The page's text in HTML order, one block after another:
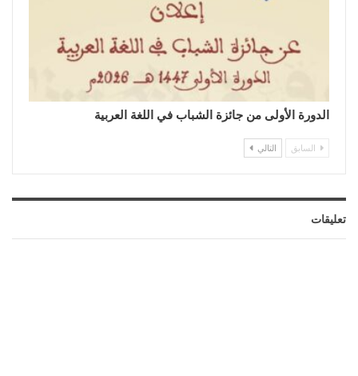
الدورة الأولى من جائزة الشباب في اللغة العربية
السابق التالي
تعليقات